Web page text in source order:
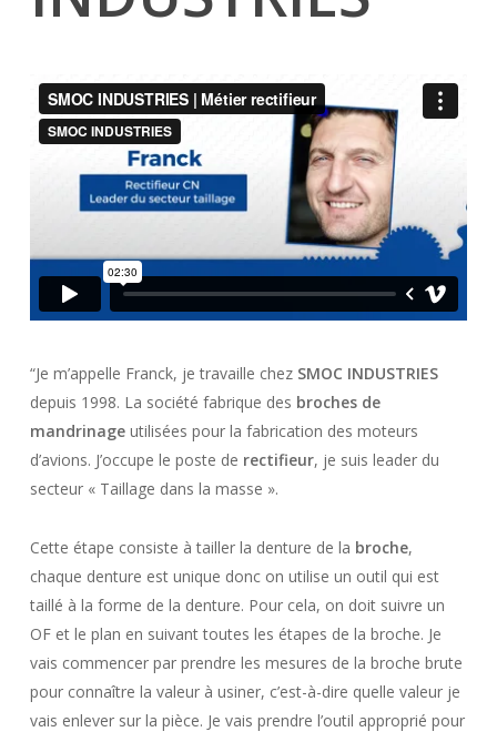
“Je m’appelle Franck, je travaille chez SMOC INDUSTRIES
depuis 1998. La société fabrique des broches de
mandrinageutilisées pour la fabrication des moteurs
d’avions. J’occupe le poste de rectifieur, je suis leader du
secteur « Taillage dans la masse ».
Cette étape consiste à tailler la denture de la broche,
chaque denture est unique donc on utilise un outil qui est
taillé à la forme de la denture. Pour cela, on doit suivre un
OF et le plan en suivant toutes les étapes de la broche. Je
vais commencer par prendre les mesures de la broche brute
pour connaître la valeur à usiner, c’est-à-dire quelle valeur je
vais enlever sur la pièce. Je vais prendre l’outil approprié pour